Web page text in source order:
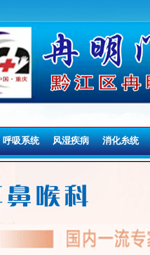
呼吸系统 风湿疾病 消化糸统